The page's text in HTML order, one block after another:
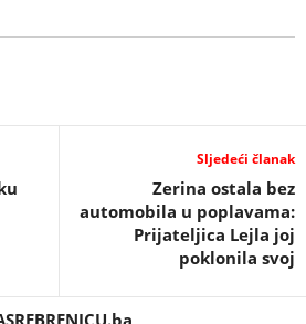
Sljedeći članak
Zerina ostala bez
automobila u poplavama:
Prijateljica Lejla joj
poklonila svoj